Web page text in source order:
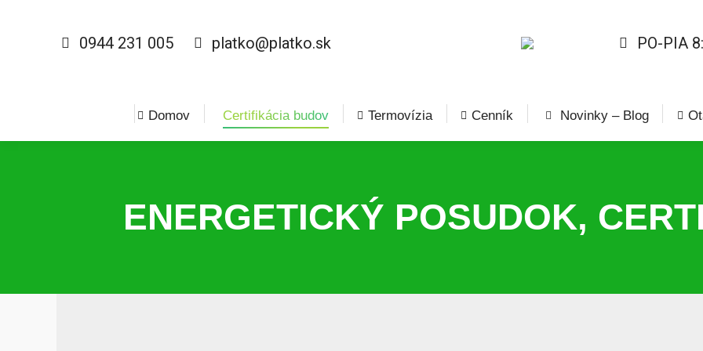
0944 231 005 platko@platko.sk PO-PIA
Domov Certifikácia budov Termovízia Cenník Novinky – Blog
ENERGETICKÝ POSUDOK,